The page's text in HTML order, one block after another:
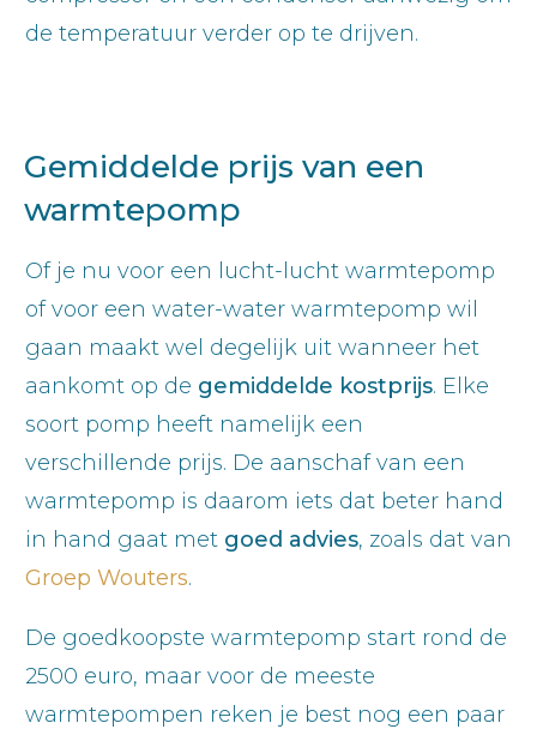
de temperatuur verder op te drijven.
Gemiddelde prijs van een
warmtepomp
Of je nu voor een lucht-lucht warmtepomp
of voor een water-water warmtepomp wil
gaan maakt wel degelijk uit wanneer het
aankomt op de gemiddelde kostprijs. Elke
soort pomp heeft namelijk een
verschillende prijs. De aanschaf van een
warmtepomp is daarom iets dat beter hand
in hand gaat met goed advies, zoals dat van
Groep Wouters.
De goedkoopste warmtepomp start rond de
2500 euro, maar voor de meeste
warmtepompen reken je best nog een paar